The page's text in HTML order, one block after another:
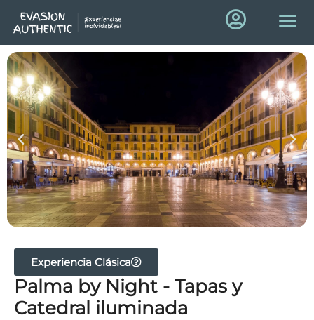
Experiencia Clásica
Palma by Night - Tapas y
Catedral iluminada